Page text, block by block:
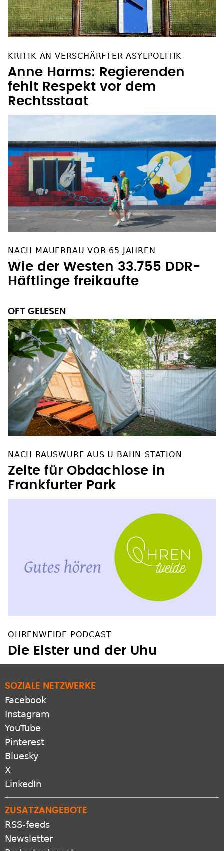
Anne Harms: Regierenden
fehlt Respekt vor dem
Rechtsstaat
Wie der Westen 33.755 DDR-
Häftlinge freikaufte
Zelte für Obdachlose in
Frankfurter Park
Die Elster und der Uhu
Facebook
Instagram
YouTube
Pinterest
Bluesky
X
LinkedIn
RSS-feeds
Newsletter
Protestantomat